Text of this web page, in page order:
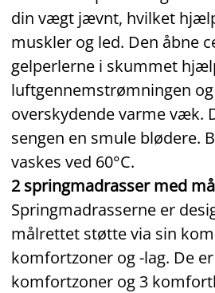
din vægt jævnt, hvilket
muskler og led. Den åbne
gelperlerne i skummet
luftgennemstrømningen
overskydende varme væk.
sengen en smule blødere.
vaskes ved 60°C.
2 springmadrasser med
Springmadrasserne er
målrettet støtte via sin
komfortzoner og -lag. De
komfortzoner og 3